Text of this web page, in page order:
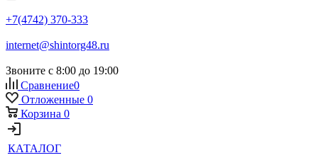
+7(4742) 370-333
internet@shintorg48.ru
Звоните с 8:00 до 19:00
Сравнение0
Отложенные 0
Корзина 0
КАТАЛОГ